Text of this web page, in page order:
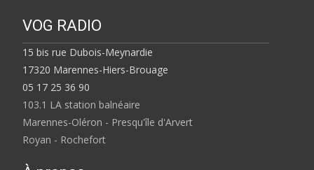
VOG RADIO
15 bis rue Dubois-Meynardie
17320 Marennes-Hiers-Brouage
05 17 25 36 90
103.1 LA station balnéaire
Marennes-Oléron - Presqu'île d'Arvert
Royan - Rochefort